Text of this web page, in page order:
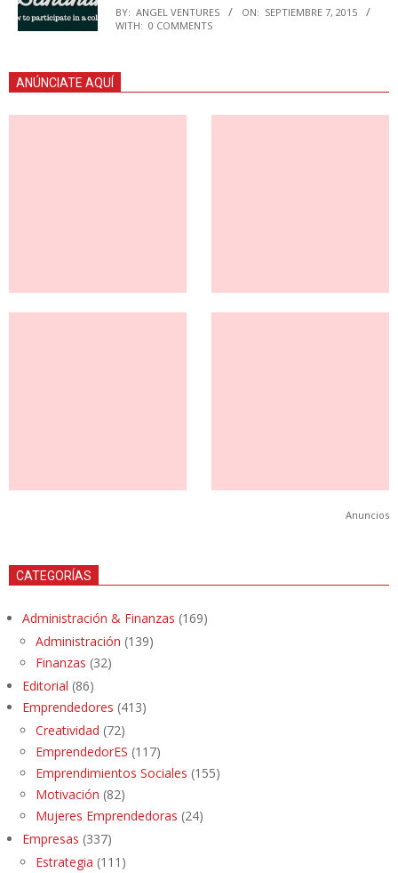
BY: ANGEL VENTURES ON: SEPTIEMBRE 7, 2015
WITH: 0 COMMENTS
ANÚNCIATE AQUÍ
Anuncios
CATEGORÍAS
Administración & Finanzas (169)
Administración (139)
Finanzas (32)
Editorial (86)
Emprendedores (413)
Creatividad (72)
EmprendedorES (117)
Emprendimientos Sociales (155)
Motivación (82)
Mujeres Emprendedoras (24)
Empresas (337)
Estrategia (111)